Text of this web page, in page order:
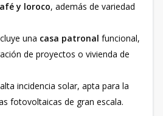
y loroco, además de variedad
una casa patronal funcional,
de proyectos o vivienda de
incidencia solar, apta para la
fotovoltaicas de gran escala.